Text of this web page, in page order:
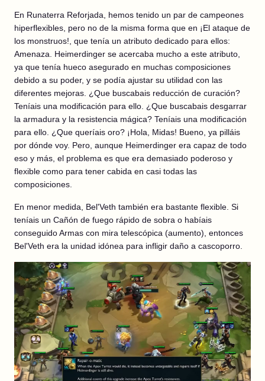
En Runaterra Reforjada, hemos tenido un par de campeones
hiperflexibles, pero no de la misma forma que en ¡El ataque de
los monstruos!, que tenía un atributo dedicado para ellos:
Amenaza. Heimerdinger se acercaba mucho a este atributo,
ya que tenía hueco asegurado en muchas composiciones
debido a su poder, y se podía ajustar su utilidad con las
diferentes mejoras. ¿Que buscabais reducción de curación?
Teníais una modificación para ello. ¿Que buscabais desgarrar
la armadura y la resistencia mágica? Teníais una modificación
para ello. ¿Que queríais oro? ¡Hola, Midas! Bueno, ya pilláis
por dónde voy. Pero, aunque Heimerdinger era capaz de todo
eso y más, el problema es que era demasiado poderoso y
flexible como para tener cabida en casi todas las
composiciones.
En menor medida, Bel'Veth también era bastante flexible. Si
teníais un Cañón de fuego rápido de sobra o habíais
conseguido Armas con mira telescópica (aumento), entonces
Bel'Veth era la unidad idónea para infligir daño a cascoporro.